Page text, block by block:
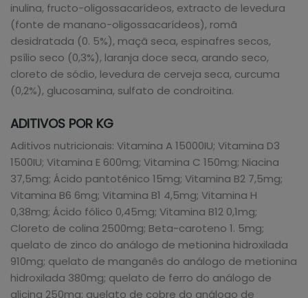
inulina, fructo-oligossacarídeos, extracto de levedura
(fonte de manano-oligossacarídeos), romã
desidratada (0. 5%), maçã seca, espinafres secos,
psílio seco (0,3%), laranja doce seca, arando seco,
cloreto de sódio, levedura de cerveja seca, curcuma
(0,2%), glucosamina, sulfato de condroitina.
ADITIVOS POR KG
Aditivos nutricionais: Vitamina A 15000IU; Vitamina D3
1500IU; Vitamina E 600mg; Vitamina C 150mg; Niacina
37,5mg; Ácido pantoténico 15mg; Vitamina B2 7,5mg;
Vitamina B6 6mg; Vitamina B1 4,5mg; Vitamina H
0,38mg; Ácido fólico 0,45mg; Vitamina B12 0,1mg;
Cloreto de colina 2500mg; Beta-caroteno 1. 5mg;
quelato de zinco do análogo de metionina hidroxilada
910mg; quelato de manganês do análogo de metionina
hidroxilada 380mg; quelato de ferro do análogo de
glicina 250mg; quelato de cobre do análogo de